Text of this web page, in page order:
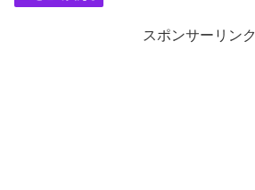
スポンサーリンク